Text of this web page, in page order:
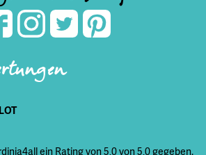
ein Rating von 5,0 von 5,0 gegeben.